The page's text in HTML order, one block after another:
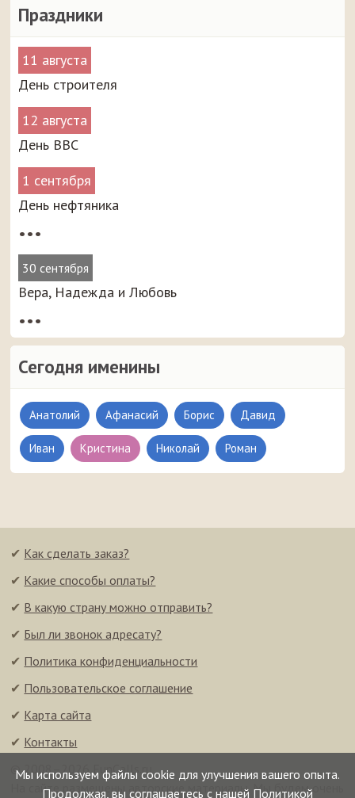
Праздники
11 августа
День строителя
12 августа
День ВВС
1 сентября
День нефтяника
•••
30 сентября
Вера, Надежда и Любовь
•••
Сегодня именины
Анатолий Афанасий Борис Давид
Иван Кристина Николай Роман
Мы используем файлы cookie для улучшения вашего опыта.
Продолжая, вы соглашаетесь с нашей Политикой
✔ Как сделать заказ?
✔ Какие способы оплаты?
✔ В какую страну можно отправить?
✔ Был ли звонок адресату?
✔ Политика конфиденциальности
✔ Пользовательское соглашение
✔ Карта сайта
✔ Контакты
© 2008–2026 FunCalls.ru
На сайте размещены авторские материалы. Мы будем очень